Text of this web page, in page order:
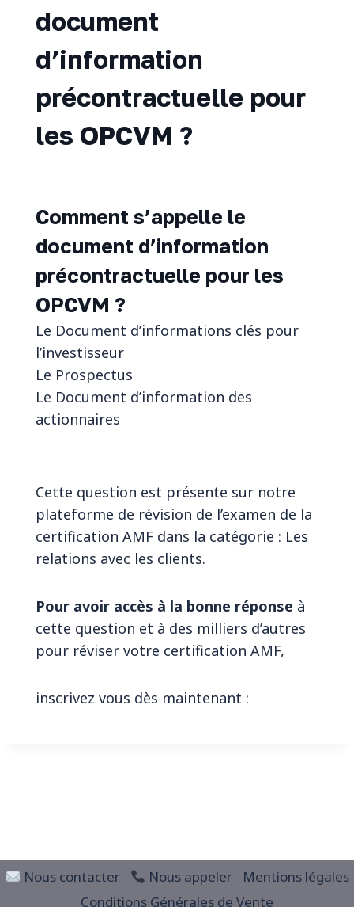
document
d’information
précontractuelle pour
les OPCVM ?
Comment s’appelle le
document d’information
précontractuelle pour les
OPCVM ?
Le Document d’informations clés pour
l’investisseur
Le Prospectus
Le Document d’information des
actionnaires
Cette question est présente sur notre
plateforme de révision de l’examen de la
certification AMF dans la catégorie : Les
relations avec les clients.
Pour avoir accès à la bonne réponse à
cette question et à des milliers d’autres
pour réviser votre certification AMF,
inscrivez vous dès maintenant :
Nous contacter Nous appeler
Mentions légales
Conditions Générales de Vente